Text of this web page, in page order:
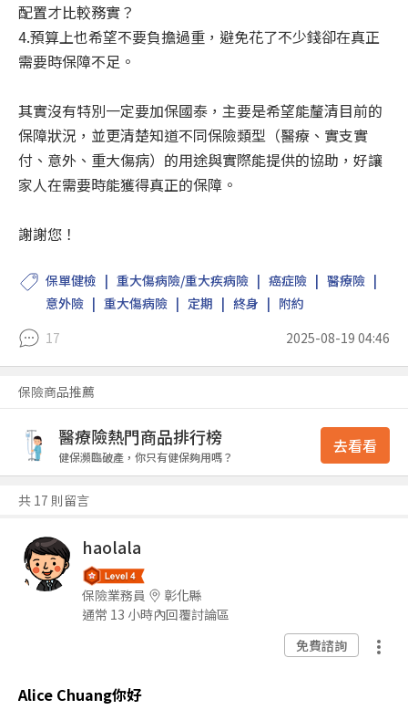
配置才比較務實？
4.預算上也希望不要負擔過重，避免花了不少錢卻在真正
需要時保障不足。
其實沒有特別一定要加保國泰，主要是希望能釐清目前的
保障狀況，並更清楚知道不同保險類型（醫療、實支實
付、意外、重大傷病）的用途與實際能提供的協助，好讓
家人在需要時能獲得真正的保障。
謝謝您！
保單健檢 重大傷病險/重大疾病險 癌症險
醫療險
意外險
重大傷病險 定期 終身
附約
17
2025-08-19 04:46
保險商品推薦
醫療險熱門商品排行榜
健保瀕臨破產，你只有健保夠用嗎？
去看看
共 17 則留言
haolala
保險業務員
彰化縣
通常 13 小時內回覆討論區
免費諮詢
Alice Chuang你好